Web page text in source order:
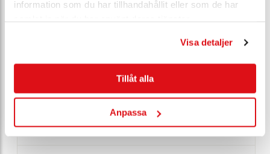
information som du har tillhandahållit eller som de har
Visa detaljer
Tillåt alla
Anpassa
gjutjärn JL1040
EPDM
Spjällskiva syrafast stål 1.4408
PN 16